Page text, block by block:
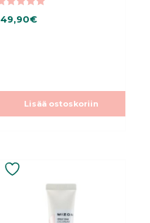
5:stä
49,90€
Lisää ostoskoriin